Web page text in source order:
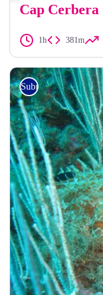
Cap Cerbera
1h 381m
Submarinisme